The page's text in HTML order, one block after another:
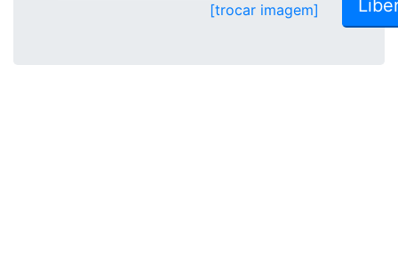
[trocar imagem]